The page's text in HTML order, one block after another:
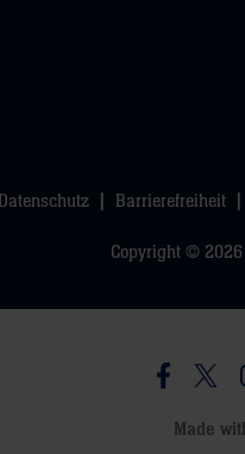
Datenschutz Barrierefreiheit
Copyright © 2026
Besucht
Made